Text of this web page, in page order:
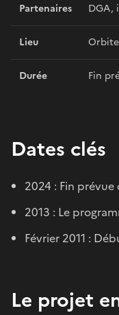
Partenaires DGA,
Lieu
Durée Fin
Dates clés
2024 : Fin
2013 : Le
Février 2011 :
Le projet